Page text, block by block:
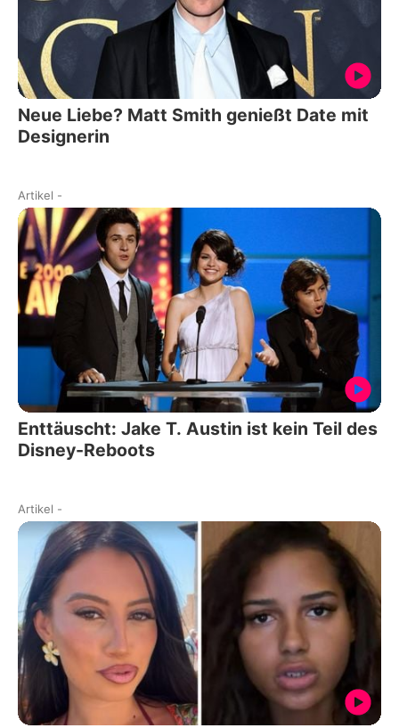
Neue Liebe? Matt Smith genießt Date mit
Designerin
Artikel -
Enttäuscht: Jake T. Austin ist kein Teil des
Disney-Reboots
Artikel -